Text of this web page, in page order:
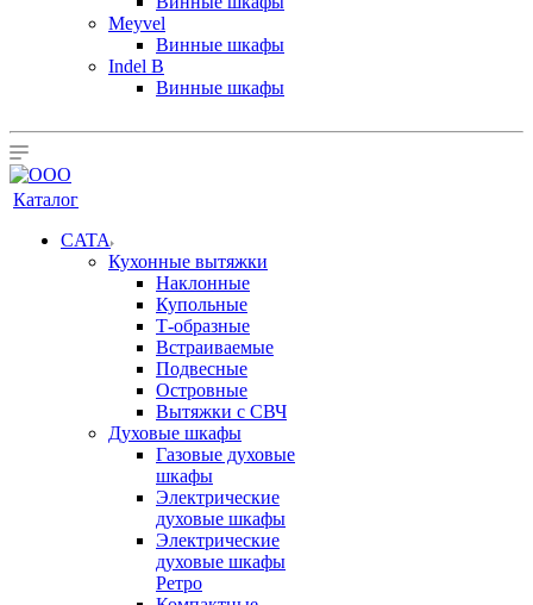
Meyvel
Винные шкафы
Indel B
Винные шкафы
Каталог
CATA
Кухонные вытяжки
Наклонные
Купольные
Т-образные
Встраиваемые
Подвесные
Островные
Вытяжки с СВЧ
Духовые шкафы
Газовые духовые
шкафы
Электрические
духовые шкафы
Электрические
духовые шкафы
Ретро